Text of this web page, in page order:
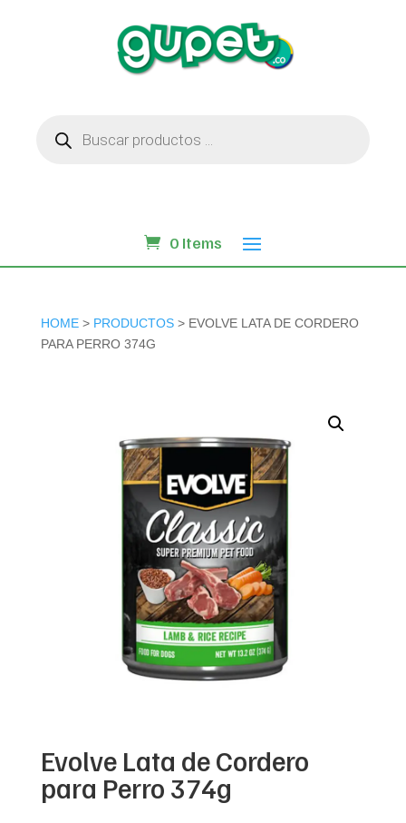
productos
0 Items
HOME> PRODUCTOS> EVOLVE LATA DE CORDERO
PARA PERRO 374G
Evolve Lata de Cordero
para Perro 374g